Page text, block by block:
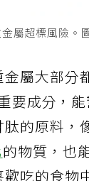
屬大部分
要成分，
肽的原料
的物質，也